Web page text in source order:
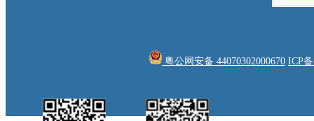
粤公网安备 44070302000670 ICP